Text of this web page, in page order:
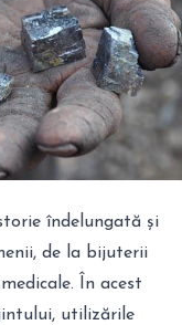
îndelungată și
de la bijuterii
În acest
utilizările